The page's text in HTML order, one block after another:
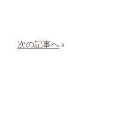
次の記事へ»